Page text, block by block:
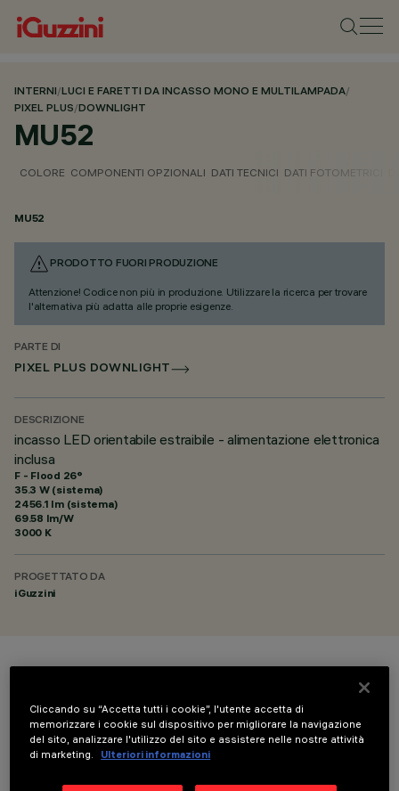
INTERNI/LUCI E FARETTI DA INCASSO MONO E MULTILAMPADA/
PIXEL PLUS/DOWNLIGHT
MU52
COLORE COMPONENTI OPZIONALI DATI TECNICI DATI FOTOMETRICI
MU52
PRODOTTO FUORI PRODUZIONE
Attenzione! Codice non più in produzione. Utilizzare la ricerca per trovare
l'alternativa più adatta alle proprie esigenze.
PARTE DI
PIXEL PLUS DOWNLIGHT
DESCRIZIONE
incasso LED orientabile estraibile - alimentazione elettronica
inclusa
F - Flood 26°
35.3 W (sistema)
2456.1 lm (sistema)
69.58 lm/W
3000 K
PROGETTATO DA
iGuzzini
Cliccando su “Accetta tutti i cookie”, l'utente accetta di
memorizzare i cookie sul dispositivo per migliorare la navigazione
del sito, analizzare l'utilizzo del sito e assistere nelle nostre attività
di marketing.
Ulteriori informazioni